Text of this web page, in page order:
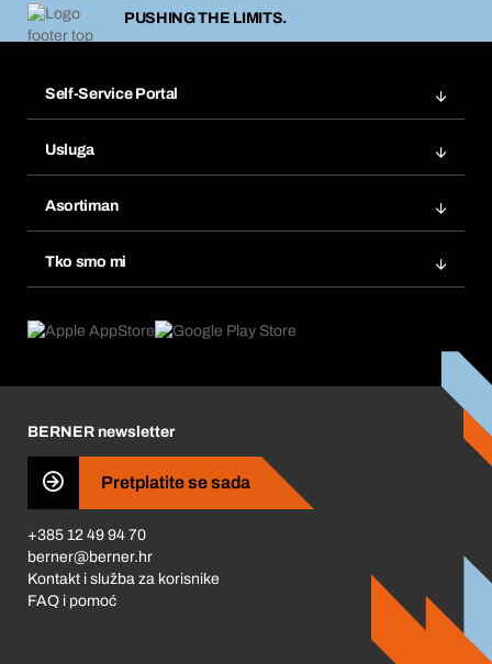
PUSHING THE LIMITS.
Self-Service Portal
Popisi želja
Ponovno naručivanje
Pretplate
Usluga
Tražitelji proizvoda
Asortiman
Tko smo mi
Što nas pokreće
Business Conduct
BERNER newsletter
Pretplatite se sada
+385 12 49 94 70
berner@berner.hr
Kontakt i služba za korisnike
FAQ i pomoć